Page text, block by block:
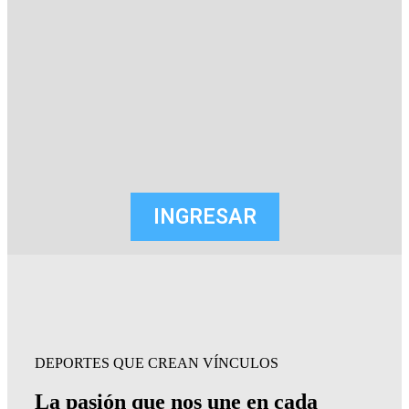
INGRESAR
DEPORTES QUE CREAN VÍNCULOS
La pasión que nos une en cada